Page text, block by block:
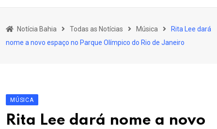
Educação
Esporte
Outros Assuntos
Notícia Bahia Todas as Notícias Música
Rita Lee dará
nome a novo espaço no Parque Olímpico do Rio de Janeiro
MÚSICA
Rita Lee dará nome a novo